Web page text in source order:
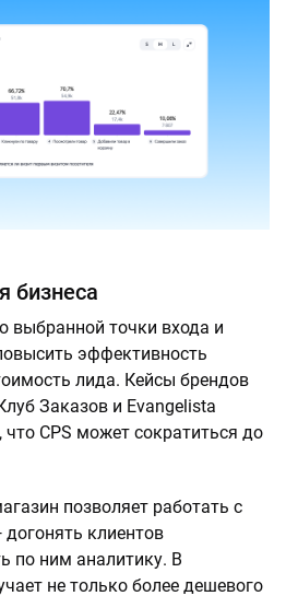
бизнеса
выбранной точки входа и
эффективность
лида. Кейсы брендов
Заказов и Evangelista
CPS может сократиться до
позволяет работать с
клиентов
по ним аналитику. В
не только более дешевого